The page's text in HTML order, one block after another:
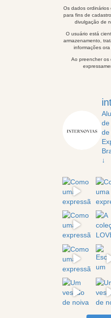
Os dados ordinários
para fins de
divulgação de
O usuário está
armazenamento,
informações
Ao preencher os
de
de
↓